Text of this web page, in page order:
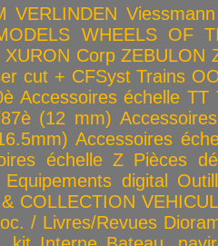
VERLINDEN Viessmann
WHEELS OF
XURON Corp ZEBULON
cut + CFSyst Trains
Accessoires échelle TT
(12 mm)
Accessoires
échelle Z Pièces
Equipements digital
COLLECTION
/ Livres/Revues